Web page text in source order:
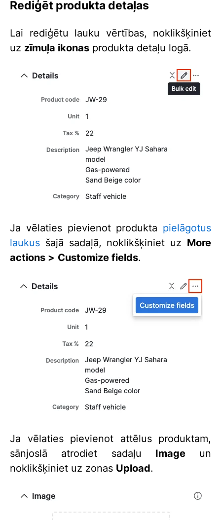
Rediģēt produkta detaļas
Lai rediģētu lauku vērtības, noklikšķiniet
uz zīmuļa ikonas produkta detaļu logā.
Ja vēlaties pievienot produkta pielāgotus
laukus šajā sadaļā, noklikšķiniet uz More
actions > Customize fields.
Ja vēlaties pievienot attēlus produktam,
sānjoslā atrodiet sadaļu Imageun
noklikšķiniet uz zonas Upload.